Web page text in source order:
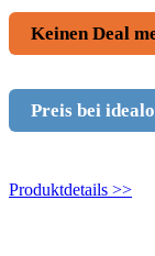
Keinen Deal
Preis bei
Produktdetails >>